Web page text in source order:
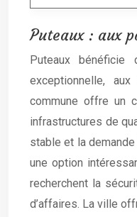
Puteaux : aux
Puteaux bénéficie
exceptionnelle,
commune offre un
infrastructures de
stable et la
une option
recherchent la
d’affaires. La ville